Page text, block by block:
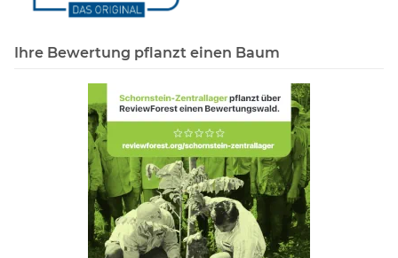
Ihre Bewertung pflanzt einen Baum